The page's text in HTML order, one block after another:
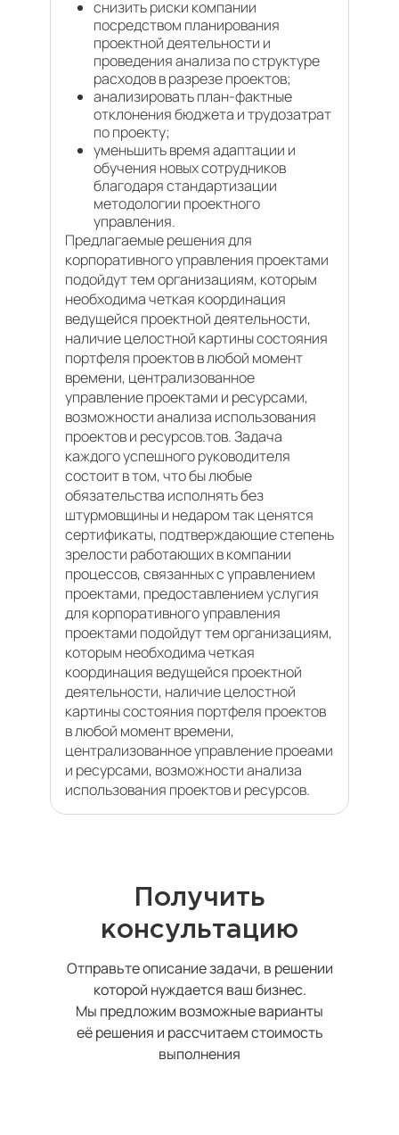
снизить риски компании
посредством планирования
проектной деятельности и
проведения анализа по структуре
расходов в разрезе проектов;
анализировать план-фактные
отклонения бюджета и трудозатрат
по проекту;
уменьшить время адаптации и
обучения новых сотрудников
благодаря стандартизации
методологии проектного
управления.
Предлагаемые решения для
корпоративного управления проектами
подойдут тем организациям, которым
необходима четкая координация
ведущейся проектной деятельности,
наличие целостной картины состояния
портфеля проектов в любой момент
времени, централизованное
управление проектами и ресурсами,
возможности анализа использования
проектов и ресурсов.тов. Задача
каждого успешного руководителя
состоит в том, что бы любые
обязательства исполнять без
штурмовщины и недаром так ценятся
сертификаты, подтверждающие степень
зрелости работающих в компании
процессов, связанных с управлением
проектами, предоставлением услугия
для корпоративного управления
проектами подойдут тем организациям,
которым необходима четкая
координация ведущейся проектной
деятельности, наличие целостной
картины состояния портфеля проектов
в любой момент времени,
централизованное управление проеами
и ресурсами, возможности анализа
использования проектов и ресурсов.
Получить
консультацию
Отправьте описание задачи, в решении
которой нуждается ваш бизнес.
Мы предложим возможные варианты
её решения и рассчитаем стоимость
выполнения